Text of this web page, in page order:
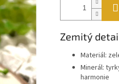
Zemitý
Materiál:
Minerál:
harmonie